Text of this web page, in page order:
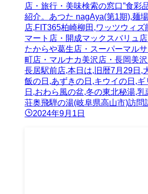
店・旅行・美味検索の窓口”食彩
紹介。あつた nagAya(第1期),麺
店,FIT365柏崎柳田,ワッツウィズ
マート店・開成マックスバリュ
たからや葛生店・スーパーマル
町店・マルナカ美沢店・長岡美
長居駅前店,本日は,旧暦7月29日,
飯の日,あずきの日,キウイの日,
日,おわら風の盆,冬の東北秘湯,
荘奥飛騨の湯(岐阜県高山市)訪問
2024年9月1日